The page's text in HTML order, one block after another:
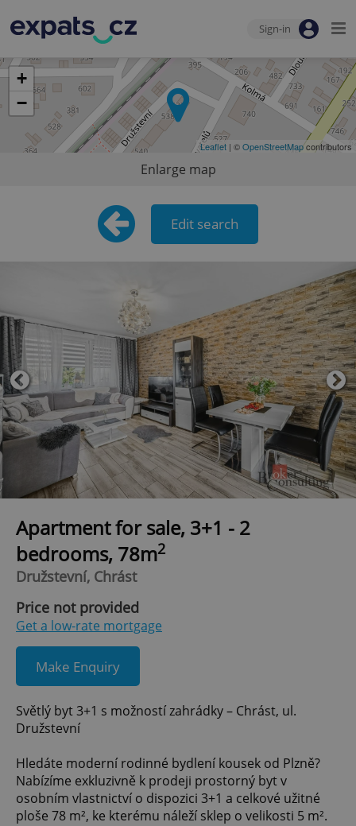
Sign-in
+
−
Leaflet | ©OpenStreetMapcontributors
Enlarge map
Edit search
Apartment for sale, 3+1 - 2
bedrooms, 78m2
Družstevní, Chrást
Price not provided
Get a low-rate mortgage
Make Enquiry
Světlý byt 3+1 s možností zahrádky – Chrást, ul.
Družstevní
Hledáte moderní rodinné bydlení kousek od Plzně?
Nabízíme exkluzivně k prodeji prostorný byt v
osobním vlastnictví o dispozici 3+1 a celkové užitné
ploše 78 m², ke kterému náleží sklep o velikosti 5 m².